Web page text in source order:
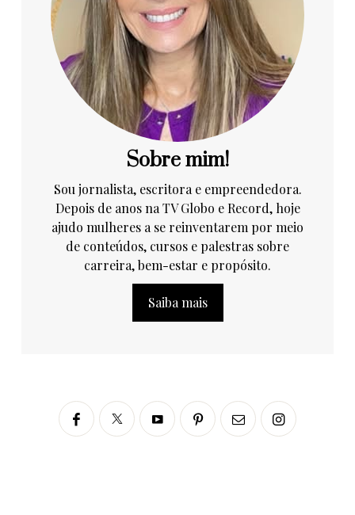
Sobre mim!
Sou jornalista, escritora e empreendedora.
Depois de anos na TV Globo e Record, hoje
ajudo mulheres a se reinventarem por meio
de conteúdos, cursos e palestras sobre
carreira, bem-estar e propósito.
Saiba mais